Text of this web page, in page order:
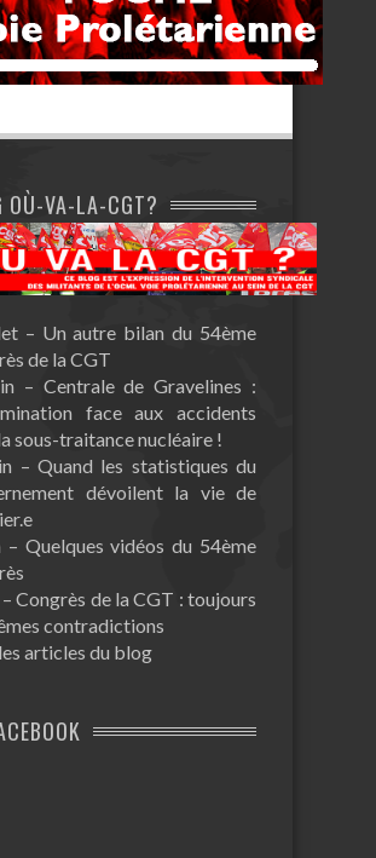
OÙ-VA-LA-CGT?
– Un autre bilan du 54ème
de la CGT
– Centrale de Gravelines :
face aux accidents
sous-traitance nucléaire !
– Quand les statistiques du
dévoilent la vie de
– Quelques vidéos du 54ème
Congrès de la CGT : toujours
contradictions
articles du blog